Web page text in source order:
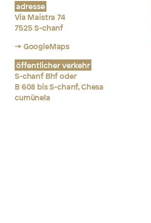
adresse
Via Maistra 74
7525 S-chanf
→ GoogleMaps
öffentlicher verkehr
S-chanf Bhf oder
B 608 bis S-chanf, Chesa
cumünela